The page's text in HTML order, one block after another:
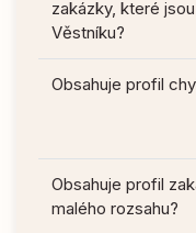
zakázky, které
Věstníku?
Obsahuje profil
Obsahuje profil
malého rozsahu?